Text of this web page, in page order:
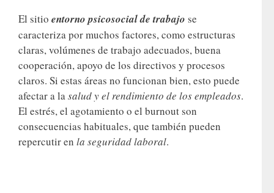
El sitio entorno psicosocial de trabajo se
caracteriza por muchos factores, como estructuras
claras, volúmenes de trabajo adecuados, buena
cooperación, apoyo de los directivos y procesos
claros. Si estas áreas no funcionan bien, esto puede
afectar a lasalud y el rendimiento de los empleados.
El estrés, el agotamiento o el burnout son
consecuencias habituales, que también pueden
repercutir en la seguridad laboral.